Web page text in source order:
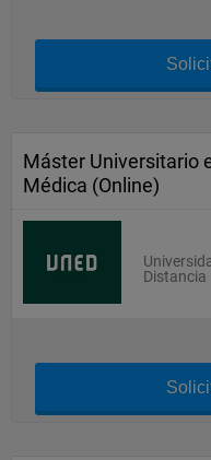
Máster Universitario
Médica (Online)
Distancia